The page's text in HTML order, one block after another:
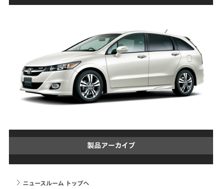
製品アーカイブ
ニュースルーム トップへ